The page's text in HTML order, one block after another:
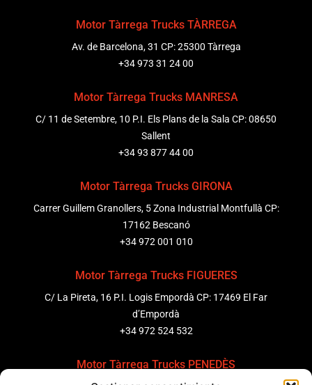
Motor Tàrrega Trucks TÀRREGA
Av. de Barcelona, 31 CP: 25300 Tàrrega
+34 973 31 24 00
Motor Tàrrega Trucks MANRESA
C/ 11 de Setembre, 10 P.I. Els Plans de la Sala CP: 08650
Sallent
+34 93 877 44 00
Motor Tàrrega Trucks GIRONA
Carrer Guillem Granollers, 5 Zona Industrial Montfullà CP:
17162 Bescanó
+34 972 001 010
Motor Tàrrega Trucks FIGUERES
C/ La Pireta, 16 P.I. Logis Empordà CP: 17469 El Far
d’Empordà
+34 972 524 532
Motor Tàrrega Trucks PENEDÈS